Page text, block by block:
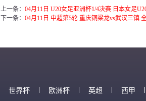
上一条： 04月11日 U20女足亚洲杯1/4决赛 日本女足
下一条： 04月11日 中超第5轮 重庆铜梁龙vs武汉三镇
世界杯 欧洲杯 英超 西甲